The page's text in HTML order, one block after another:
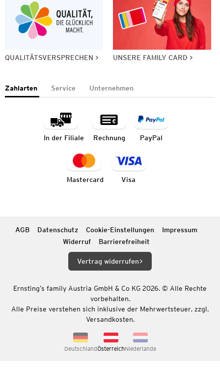
QUALITÄTSVERSPRECHEN UNSERE FAMILY CARD
Zahlarten Service Unternehmen
In der Filiale Rechnung PayPal
Mastercard Visa
AGB Datenschutz Cookie-Einstellungen
Impressum
Widerruf
Barrierefreiheit
Vertrag widerrufen
Ernsting’s family Austria GmbH & Co KG 2026. © Alle Rechte
vorbehalten.
Alle Preise verstehen sich inklusive der Mehrwertsteuer, zzgl.
Versandkosten.
DeutschlandÖsterreichNiederlande